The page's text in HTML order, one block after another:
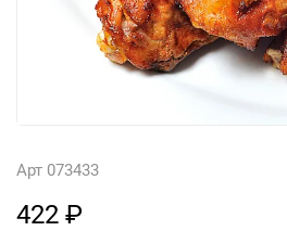
Арт 073433
422 ₽